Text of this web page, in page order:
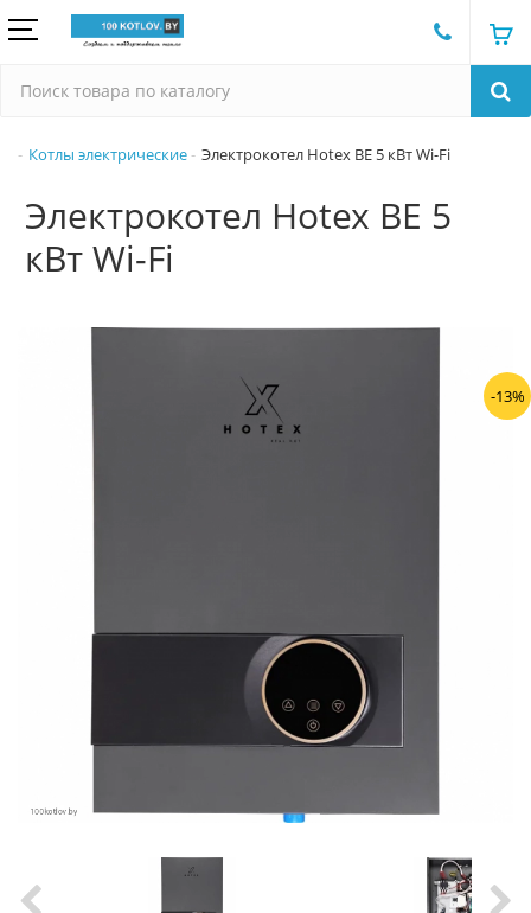
Котлы электрические Электрокотел Hotex BE 5 кВт Wi-Fi
Электрокотел Hotex BE 5
кВт Wi-Fi
-13%